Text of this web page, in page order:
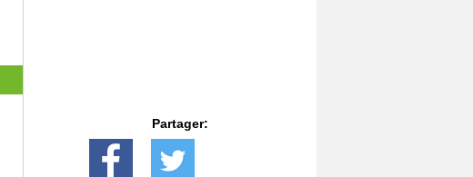
Partager: